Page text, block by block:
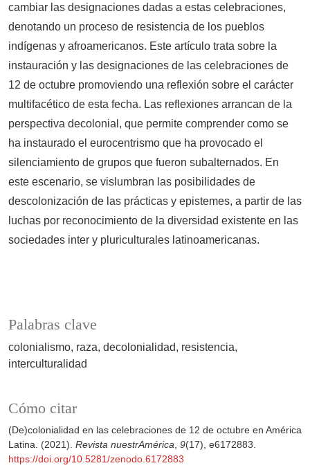
Palabras clave
colonialismo raza decolonialidad
resistencia
interculturalidad
Cómo citar
(De)colonialidad en las celebraciones de 12 de octubre en América
Latina. (2021). Revista nuestrAmérica 9(17), e6172883.
https://doi.org/10.5281/zenodo.6172883
cambiar las designaciones dadas a estas celebraciones,
denotando un proceso de resistencia de los pueblos
indígenas y afroamericanos. Este artículo trata sobre la
instauración y las designaciones de las celebraciones de
12 de octubre promoviendo una reflexión sobre el carácter
multifacético de esta fecha. Las reflexiones arrancan de la
perspectiva decolonial, que permite comprender como se
ha instaurado el eurocentrismo que ha provocado el
silenciamiento de grupos que fueron subalternados. En
este escenario, se vislumbran las posibilidades de
descolonización de las prácticas y epistemes, a partir de las
luchas por reconocimiento de la diversidad existente en las
sociedades inter y pluriculturales latinoamericanas.